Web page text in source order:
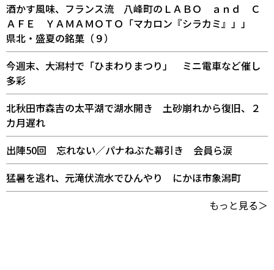
酒かす風味、フランス流 八峰町のＬＡＢＯ ａｎｄ Ｃ
ＡＦＥ ＹＡＭＡＭＯＴＯ「マカロン『シラカミ』」」
県北・盛夏の銘菓（９）
今週末、大潟村で「ひまわりまつり」 ミニ電車など催し
多彩
北秋田市森吉の太平湖で湖水開き 土砂崩れから復旧、２
カ月遅れ
出陣50回 忘れない／パナねぶた幕引き 会員ら涙
猛暑を逃れ、元滝伏流水でひんやり にかほ市象潟町
もっと見る＞